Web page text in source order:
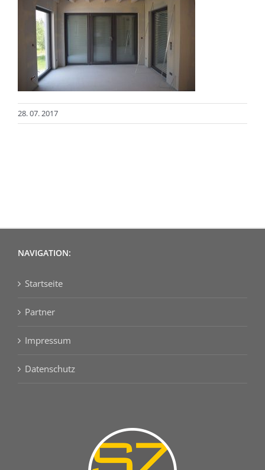
28. 07. 2017
NAVIGATION:
Startseite
Partner
Impressum
Datenschutz